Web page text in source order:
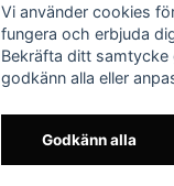
Vi använder cookies
fungera och erbjuda
Bekräfta ditt
godkänn alla eller
Godkänn alla